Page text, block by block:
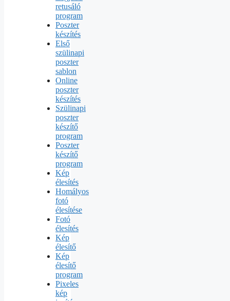
retusáló
program
Poszter
készítés
Első
szülinapi
poszter
sablon
Online
poszter
készítés
Szülinapi
poszter
készítő
program
Poszter
készítő
program
Kép
élesítés
Homályos
fotó
élesítése
Fotó
élesítés
Kép
élesítő
Kép
élesítő
program
Pixeles
kép